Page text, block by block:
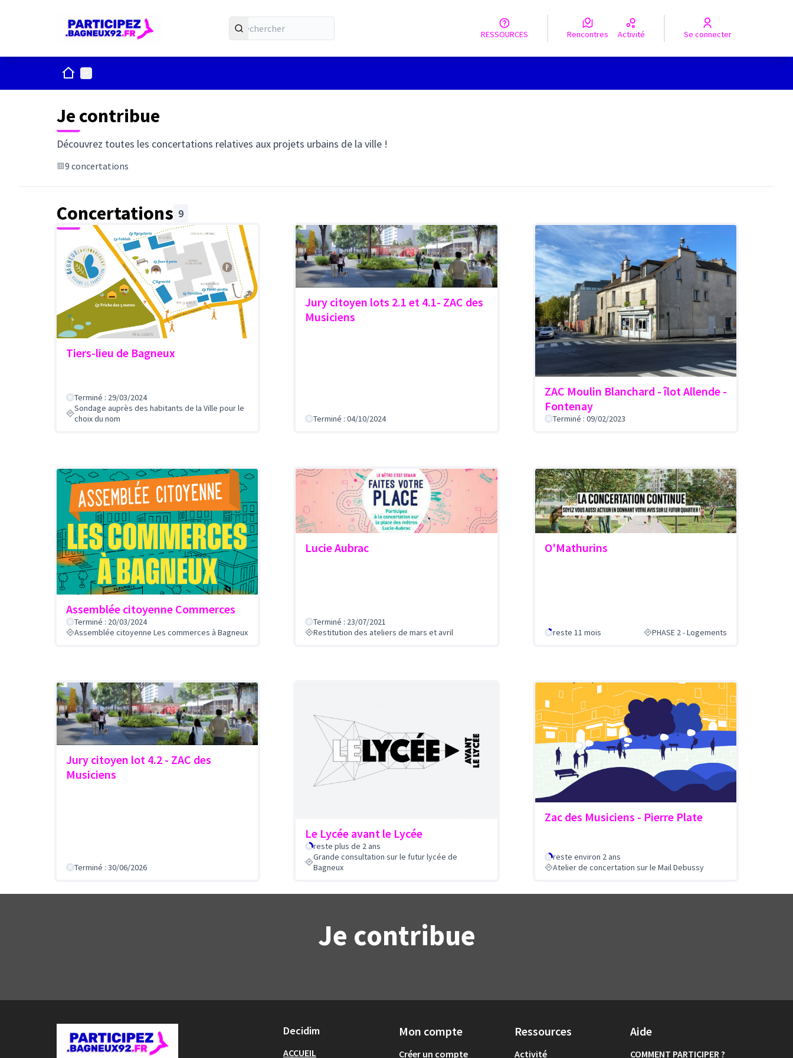
RESSOURCES Rencontres Activité Se connecter
ACCUEILMenu principal
Je contribue
Découvrez toutes les concertations relatives aux projets urbains de la ville !
9 concertations
Concertations 9
Tiers-lieu de Bagneux
Terminé : 29/03/2024
Sondage auprès des habitants de la Ville pour le
choix du nom
Jury citoyen lots 2.1 et 4.1- ZAC des
Musiciens
Terminé : 04/10/2024
ZAC Moulin Blanchard - îlot Allende -
Fontenay
Terminé : 09/02/2023
Assemblée citoyenne Commerces
Terminé : 20/03/2024
Assemblée citoyenne Les commerces à Bagneux
Lucie Aubrac
Terminé : 23/07/2021
Restitution des ateliers de mars et avril
O'Mathurins
reste 11 mois PHASE 2 - Logements
Jury citoyen lot 4.2 - ZAC des
Musiciens
Terminé : 30/06/2026
Le Lycée avant le Lycée
reste plus de 2 ans
Grande consultation sur le futur lycée de
Bagneux
Zac des Musiciens - Pierre Plate
reste environ 2 ans
Atelier de concertation sur le Mail Debussy
Je contribue
Decidim
ACCUEIL
Mon compte
Créer un compte
Ressources
Activité
Aide
COMMENT PARTICIPER ?